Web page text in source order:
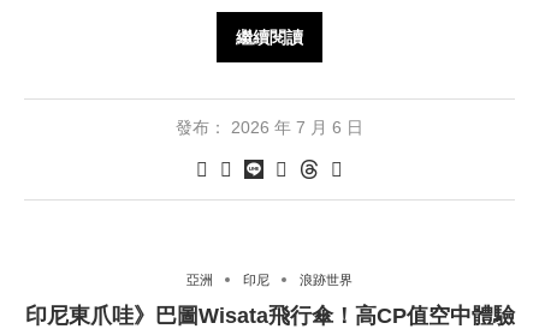
繼續閱讀
發布： 2026 年 7 月 6 日
亞洲 印尼 浪跡世界
印尼東爪哇》巴圖Wisata飛行傘！高CP值空中體驗